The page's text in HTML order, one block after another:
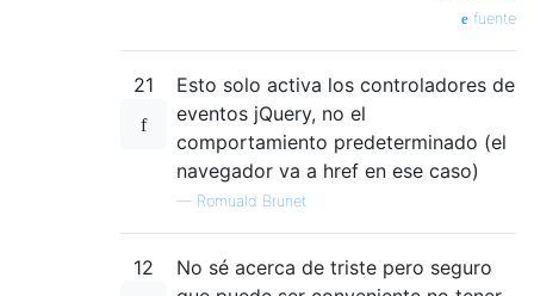
fuente
21
Esto solo activa los controladores de
eventos jQuery, no el
comportamiento predeterminado (el
navegador va a href en ese caso)
— Romuald Brunet
12
No sé acerca de triste pero seguro